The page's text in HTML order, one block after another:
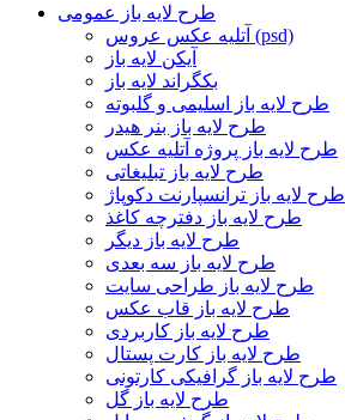
طرح لایه باز عمومی
آتلیه عکس عروس (psd)
آیکن لایه باز
بکگراند لایه باز
طرح لایه باز اسلیمی و گلبوته
طرح لایه باز بنر هیدر
طرح لایه باز پروژه آتلیه عکس
طرح لایه باز تبلیغاتی
طرح لایه باز ترانسپارنت دکوپاژ
طرح لایه باز دفترچه کاغذ
طرح لایه باز دیگر
طرح لایه باز سه بعدی
طرح لایه باز طراحی سایت
طرح لایه باز قاب عکس
طرح لایه باز کاربردی
طرح لایه باز کارت پستال
طرح لایه باز گرافیکی کارتونی
طرح لایه باز گل